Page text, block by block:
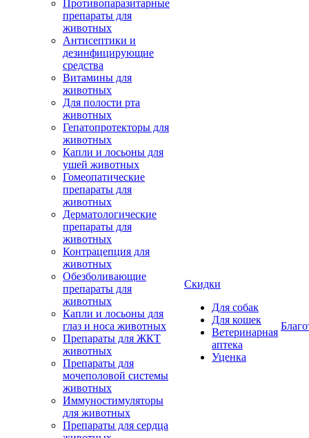
Противопаразитарные
препараты для
животных
Антисептики и
дезинфицирующие
средства
Витамины для
животных
Для полости рта
животных
Гепатопротекторы для
животных
Капли и лосьоны для
ушей животных
Гомеопатические
препараты для
животных
Дерматологические
препараты для
животных
Контрацепция для
животных
Обезболивающие
препараты для
животных
Капли и лосьоны для
глаз и носа животных
Препараты для ЖКТ
животных
Препараты для
мочеполовой системы
животных
Иммуностимуляторы
для животных
Препараты для сердца
Скидки
Для собак
Для кошек
Ветеринарная
аптека
Уценка